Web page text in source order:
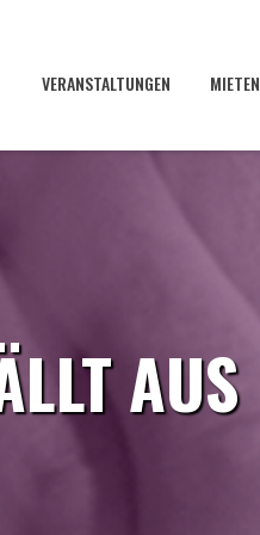
VERANSTALTUNGEN MIETEN
AUS